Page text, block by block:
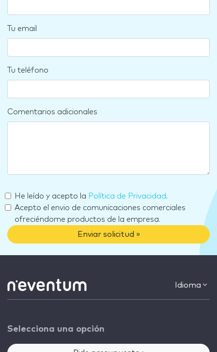
Tu email
Tu teléfono
Comentarios adicionales
He leído y acepto la Política de Privacidad.
Acepto el envio de comunicaciones comerciales
ofreciéndome productos de la empresa.
Enviar solicitud »
Idioma
Selecciona una opción